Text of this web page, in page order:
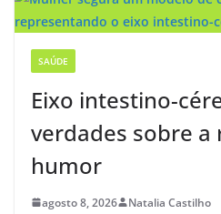
SAÚDE
Eixo intestino-
verdades sobre a
humor
agosto 8, 2026 Natalia Castilho